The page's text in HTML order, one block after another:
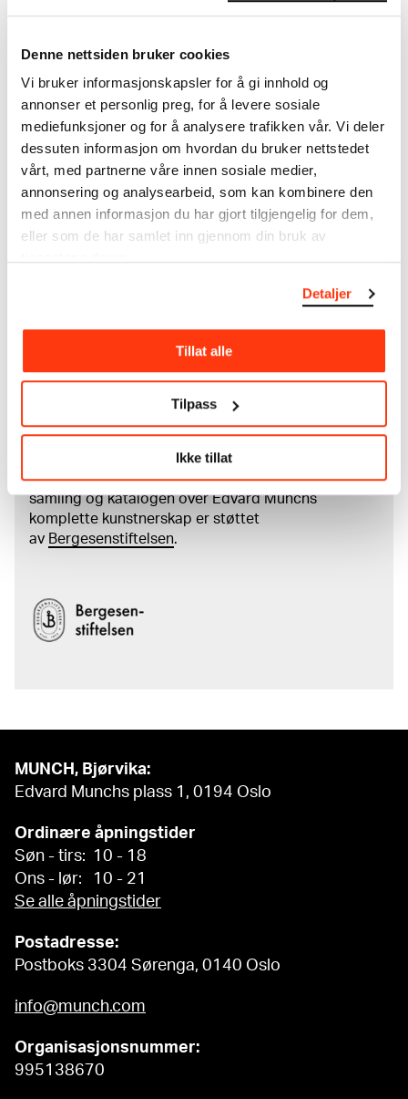
Denne nettsiden bruker cookies
Vi bruker informasjonskapsler for å gi innhold og
annonser et personlig preg, for å levere sosiale
mediefunksjoner og for å analysere trafikken vår. Vi deler
dessuten informasjon om hvordan du bruker nettstedet
vårt, med partnerne våre innen sosiale medier,
annonsering og analysearbeid, som kan kombinere den
med annen informasjon du har gjort tilgjengelig for dem,
eller som de har samlet inn gjennom din bruk av
Detaljer
Tillat alle
Tilpass
Ikke tillat
I verkskatalogen kan du søke i hele Edvard Munchs
samsvar med den nyeste forskningen. Vi tar
forbehold om at feil kan forekomme.
MUNCHs samling består av over 42 000 unike
museumsobjekter, inkludert nærmere 27 000 unike
kunstverk. I tillegg til den ekstraordinære samlingen
som
Edvard Munch
kommune i 1940, rommer museet også samlingene
til Rolf Stenersen, Amaldus Nielsen og Ludvig O.
Ravensberg.
Les mer om bruk av våre avfotograferinger og
kreditering
Les mer om arbeidet med å digitalisere Munchs
kunstnerskap
Den digitale tilgjengeliggjøringen av museets
samling og katalogen over Edvard Munchs
komplette kunstnerskap er støttet
av Bergesenstiftelsen.
MUNCH, Bjørvika:
Edvard Munchs plass 1, 0194 Oslo
Ordinære åpningstider
Søn - tirs: 10 - 18
Ons - lør: 10 - 21
Se alle åpningstider
Postadresse:
Postboks 3304 Sørenga, 0140 Oslo
info@munch.com
Organisasjonsnummer:
995138670